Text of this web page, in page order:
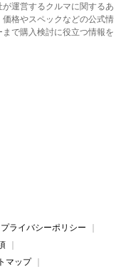
運営するクルマに関するあ
格やスペックなどの公式情
で購入検討に役立つ情報を
プライバシーポリシー
マップ